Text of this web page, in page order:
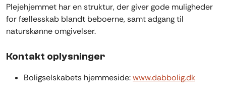
Plejehjemmet har en struktur, der giver gode muligheder
for fællesskab blandt beboerne, samt adgang til
naturskønne omgivelser.
Kontakt oplysninger
Boligselskabets hjemmeside:www.dabbolig.dk